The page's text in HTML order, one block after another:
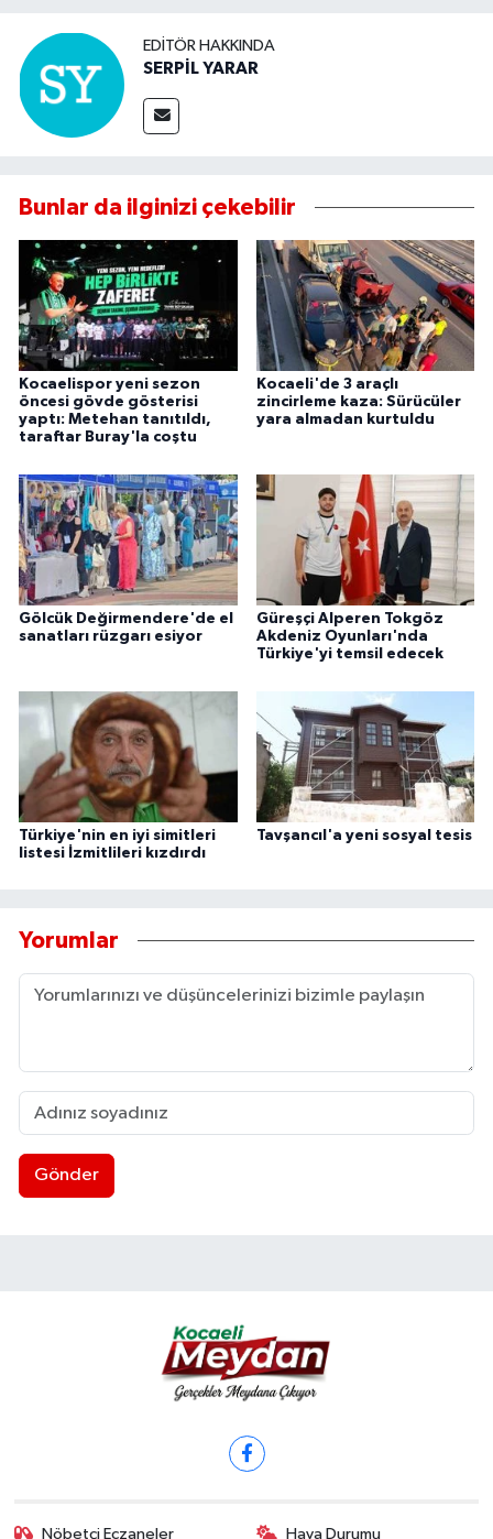
EDITÖR HAKKINDA
SERPİL YARAR
Bunlar da ilginizi çekebilir
Kocaelispor yeni sezon
öncesi gövde gösterisi
yaptı: Metehan tanıtıldı,
taraftar Buray'la coştu
Kocaeli'de 3 araçlı
zincirleme kaza: Sürücüler
yara almadan kurtuldu
Gölcük Değirmendere'de el
sanatları rüzgarı esiyor
Güreşçi Alperen Tokgöz
Akdeniz Oyunları'nda
Türkiye'yi temsil edecek
Türkiye'nin en iyi simitleri
listesi İzmitlileri kızdırdı
Tavşancıl'a yeni sosyal tesis
Yorumlar
Gönder
Nöbetçi Eczaneler Hava Durumu